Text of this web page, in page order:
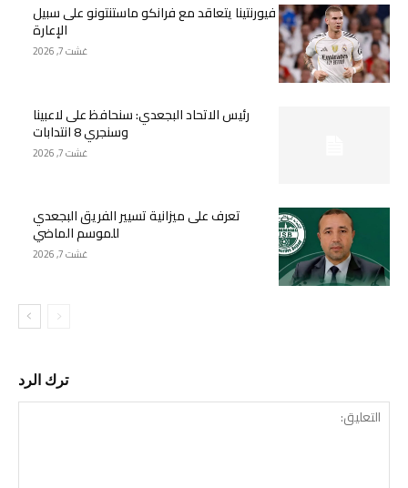
فيورنتينا يتعاقد مع فرانكو ماستنتونو على سبيل
الإعارة
غشت 7, 2026
رئيس الاتحاد البجعدي: سنحافظ على لاعبينا
وسنجري 8 انتدابات
غشت 7, 2026
تعرف على ميزانية تسيير الفريق البجعدي
للموسم الماضي
غشت 7, 2026
ترك الرد